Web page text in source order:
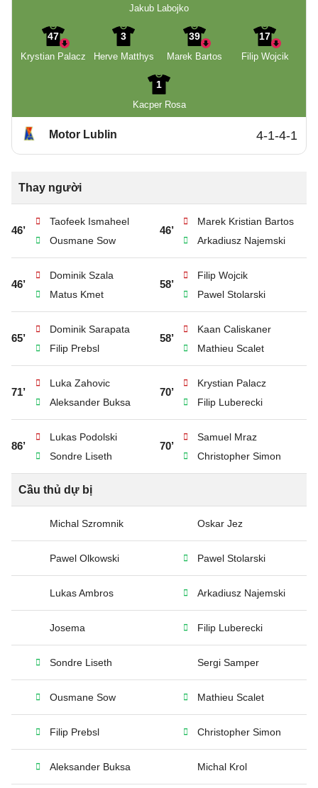
Jakub Labojko
47
Krystian Palacz
3
Herve Matthys
39
Marek Bartos
17
Filip Wojcik
1
Kacper Rosa
Motor Lublin 4-1-4-1
Thay người
46’
Taofeek Ismaheel
Ousmane Sow
46’
Marek Kristian Bartos
Arkadiusz Najemski
46’
Dominik Szala
Matus Kmet
58’
Filip Wojcik
Pawel Stolarski
65’
Dominik Sarapata
Filip Prebsl
58’
Kaan Caliskaner
Mathieu Scalet
71’
Luka Zahovic
Aleksander Buksa
70’
Krystian Palacz
Filip Luberecki
86’
Lukas Podolski
Sondre Liseth
70’
Samuel Mraz
Christopher Simon
Cầu thủ dự bị
Michal Szromnik Oskar Jez
Pawel Olkowski Pawel Stolarski
Lukas Ambros Arkadiusz Najemski
Josema Filip Luberecki
Sondre Liseth Sergi Samper
Ousmane Sow Mathieu Scalet
Filip Prebsl Christopher Simon
Aleksander Buksa Michal Krol